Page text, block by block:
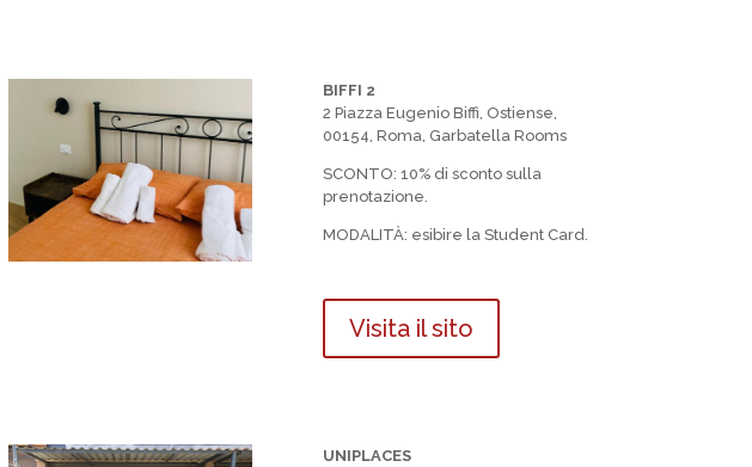
BIFFI 2
2 Piazza Eugenio Biffi, Ostiense,
00154, Roma, Garbatella Rooms
SCONTO:10% di sconto sulla
prenotazione.
MODALITÀ: esibire la Student Card.
Visita il sito
UNIPLACES